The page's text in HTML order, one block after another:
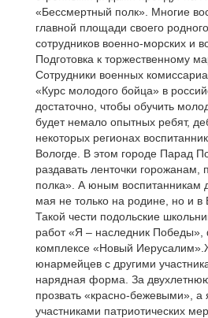
«Бессмертный полк». Многие
главной площади своего
сотрудников военно-морских и
Подготовка к торжественному
Сотрудники военных
«Курс молодого бойца» в
достаточно, чтобы обучить
будет немало опытных ребят,
некоторых регионах
Вологде. В этом городе Парад
раздавать ленточки
полка». А юным воспитанникам
мая не только на родине, но и
Такой чести подольские
работ «Я – наследник Победы»,
комплексе «Новый
юнармейцев с другими
нарядная форма. За
прозвать «красно-бежевыми»,
участниками патриотических